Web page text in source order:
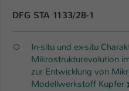
DFG STA 1133/28-1
In-situ und ex-situ
Mikrostrukturevolution
zur Entwicklung von
Modellwerkstoff Kupfer